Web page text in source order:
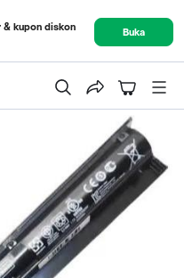
& kupon diskon
Buka